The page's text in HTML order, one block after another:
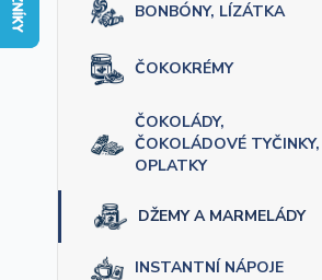
BONBÓNY, LÍZÁTKA
ČOKOKRÉMY
ČOKOLÁDY,
ČOKOLÁDOVÉ TYČINKY,
OPLATKY
DŽEMY A MARMELÁDY
INSTANTNÍ NÁPOJE